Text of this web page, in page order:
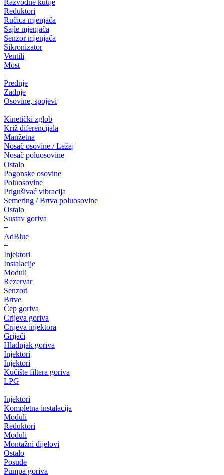
Razvodne kutije
Reduktori
Ručica mjenjača
Sajle mjenjača
Senzor mjenjača
Sikronizator
Ventili
Most
+
Prednje
Zadnje
Osovine, spojevi
+
Kinetički zglob
Križ diferencijala
Manžetna
Nosač osovine / Ležaj
Nosač poluosovine
Ostalo
Pogonske osovine
Poluosovine
Prigušivać vibracija
Semering / Brtva poluosovine
Ostalo
Sustav goriva
+
AdBlue
+
Injektori
Instalacije
Moduli
Rezervar
Senzori
Brtve
Čep goriva
Crijeva goriva
Crijeva injektora
Grijači
Hladnjak goriva
Injektori
Injektori
Kučište filtera goriva
LPG
+
Injektori
Kompletna instalacija
Moduli
Reduktori
Moduli
Montažni dijelovi
Ostalo
Posude
Pumpa goriva